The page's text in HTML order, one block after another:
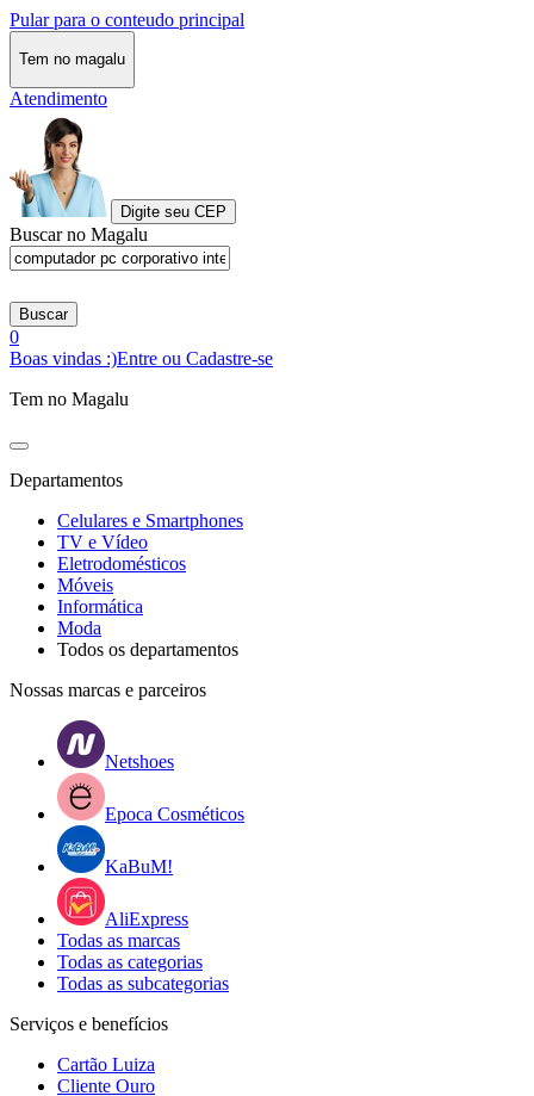
Pular para o conteudo principal
Tem no magalu
Atendimento
Digite seu CEP
Buscar no Magalu
Buscar
0
Boas vindas :)Entre ou Cadastre-se
Tem no Magalu
Departamentos
Celulares e Smartphones
TV e Vídeo
Eletrodomésticos
Móveis
Informática
Moda
Todos os departamentos
Nossas marcas e parceiros
Netshoes
Epoca Cosméticos
KaBuM!
AliExpress
Todas as marcas
Todas as categorias
Todas as subcategorias
Serviços e benefícios
Cartão Luiza
Cliente Ouro